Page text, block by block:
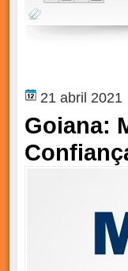
21 abril 2021
Goiana: